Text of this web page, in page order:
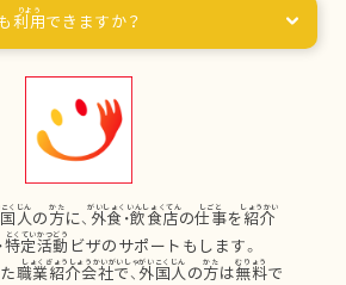
利用できますか？
人の方に、 外食 ・飲食店の仕事を紹介
・特定活動 ビザのサポートもします。
職業紹介会社で、 外国人の方は無料で